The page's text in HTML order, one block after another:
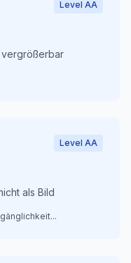
Level AA
vergrößerbar
Level AA
als Bild
...